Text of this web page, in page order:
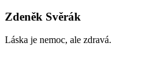
Zdeněk Svěrák
Láska je nemoc, ale zdravá.